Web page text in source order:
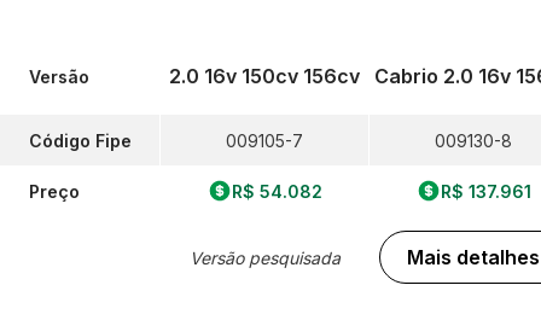
Versão
Código Fipe
Preço
2.0 16v 150cv 156cv
009105-7
R$ 54.082
Versão pesquisada
Cabrio 2.0 16v
009130-8
R$ 137.961
Mais detalhes